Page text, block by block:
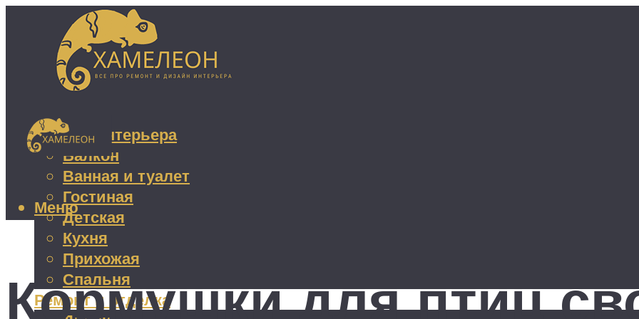
Дизайн интерьера
Балкон
Ванная и туалет
Гостиная
Детская
Кухня
Прихожая
Спальня
Ремонт и отделка
Меню
Кормушки для птиц